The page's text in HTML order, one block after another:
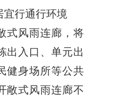
宜行通行环境
式风雨连廊，将
出入口、单元出
健身场所等公共
敞式风雨连廊不